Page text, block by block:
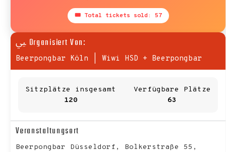
🎟 Total tickets sold: 57
Organisiert Von:
Beerpongbar Köln |Wiwi HSD + Beerpongbar
Sitzplätze insgesamt
120
Verfügbare Plätze
63
Veranstaltungsort
Beerpongbar Düsseldorf, Bolkerstraße 55,